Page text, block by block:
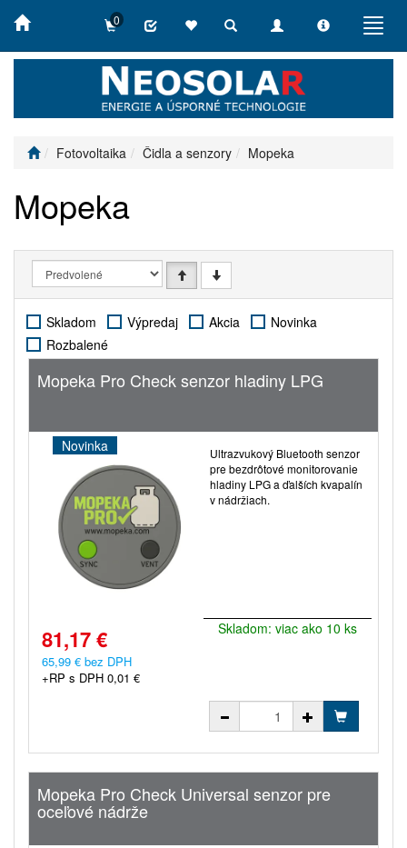
Toggle
Toggle
Toggle
0
Fotovoltaika Čidla a senzory Mopeka
Mopeka
Skladom Výpredaj Akcia
Novinka
Rozbalené
Mopeka Pro Check senzor hladiny LPG
Novinka
Ultrazvukový Bluetooth senzor
pre bezdrôtové monitorovanie
hladiny LPG a ďalších kvapalín
v nádržiach.
81,17 €
65,99 € bez DPH
+RP s DPH 0,01 €
Skladom: viac ako 10 ks
Mopeka Pro Check Universal senzor pre
oceľové nádrže